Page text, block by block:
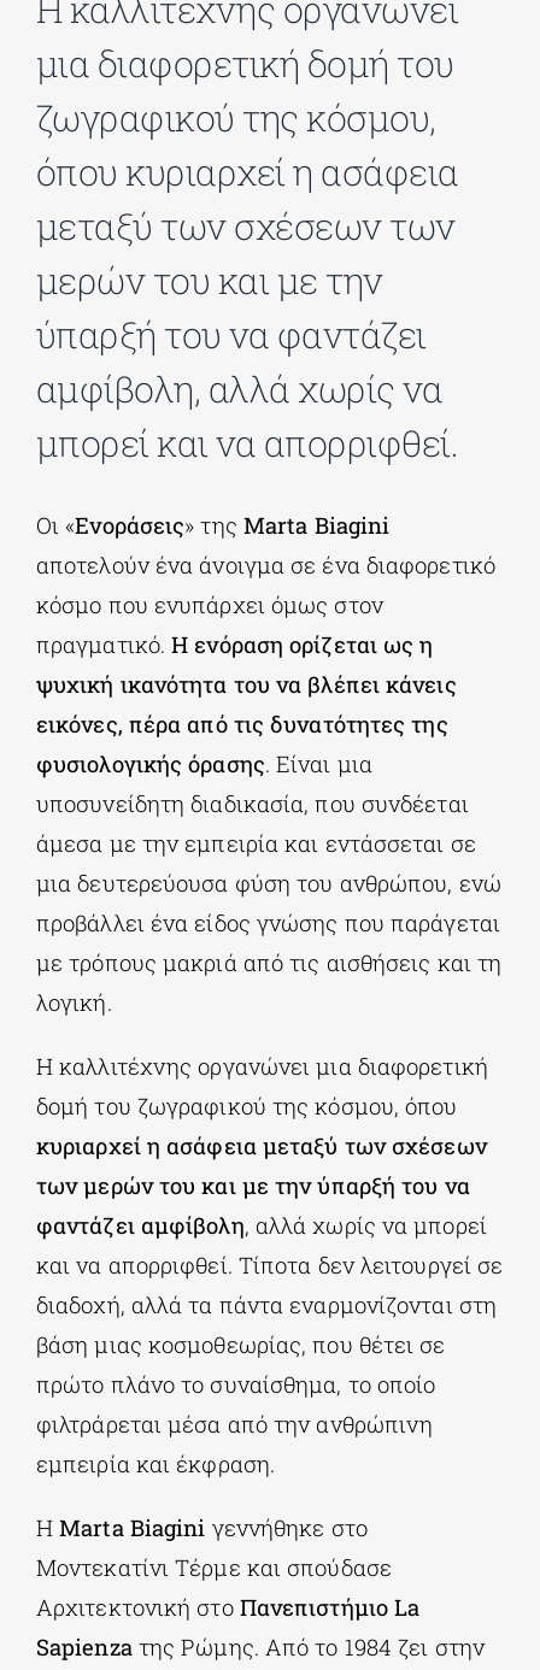
ΔΙΔΑΚΤΟΡΙΚΑ
ΠΟΛΙΤΙΣΤΙΚΟΙ ΦΟΡΕΙΣ
ΔΗΜΟΙ
ΕΚΔΗΛΩΣΕΙΣ
μια διαφορετική δομή του
ζωγραφικού της κόσμου,
όπου κυριαρχεί η ασάφεια
μεταξύ των σχέσεων των
μερών του και με την
ύπαρξή του να φαντάζει
αμφίβολη, αλλά χωρίς να
μπορεί και να απορριφθεί.
Οι «Ενοράσεις» της Marta Biagini
αποτελούν ένα άνοιγμα σε ένα διαφορετικό
κόσμο που ενυπάρχει όμως στον
πραγματικό.Η ενόραση ορίζεται ως η
ψυχική ικανότητα του να βλέπει κάνεις
εικόνες, πέρα από τις δυνατότητες της
φυσιολογικής όρασης. Είναι μια
υποσυνείδητη διαδικασία, που συνδέεται
άμεσα με την εμπειρία και εντάσσεται σε
μια δευτερεύουσα φύση του ανθρώπου, ενώ
προβάλλει ένα είδος γνώσης που παράγεται
με τρόπους μακριά από τις αισθήσεις και τη
λογική.
Η καλλιτέχνης οργανώνει μια διαφορετική
δομή του ζωγραφικού της κόσμου, όπου
κυριαρχεί η ασάφεια μεταξύ των σχέσεων
των μερών του και με την ύπαρξή του να
φαντάζει αμφίβολη, αλλά χωρίς να μπορεί
και να απορριφθεί. Τίποτα δεν λειτουργεί σε
διαδοχή, αλλά τα πάντα εναρμονίζονται στη
βάση μιας κοσμοθεωρίας, που θέτει σε
πρώτο πλάνο το συναίσθημα, το οποίο
φιλτράρεται μέσα από την ανθρώπινη
εμπειρία και έκφραση.
ΗMarta Biagini γεννήθηκε στο
Μοντεκατίνι Τέρμε και σπούδασε
Αρχιτεκτονική στο Πανεπιστήμιο La
Sapienza της Ρώμης. Από το 1984 ζει στην